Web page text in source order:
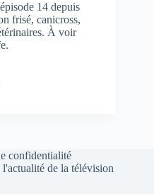
14 depuis
frisé, canicross,
À voir
confidentialité
de la télévision